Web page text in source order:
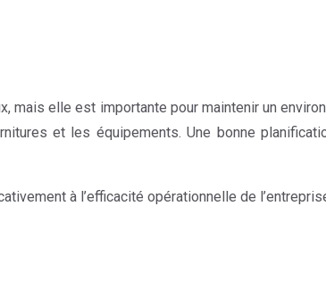
mais elle est importante pour maintenir un
et les équipements. Une bonne
à l’efficacité opérationnelle de